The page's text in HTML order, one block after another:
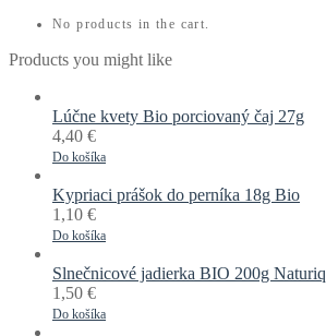
No products in the cart.
Products you might like
Lúčne kvety Bio porciovaný čaj 27g
4,40 €
Do košíka
Kypriaci prášok do perníka 18g Bio
1,10 €
Do košíka
Slnečnicové jadierka BIO 200g Naturiq
1,50 €
Do košíka